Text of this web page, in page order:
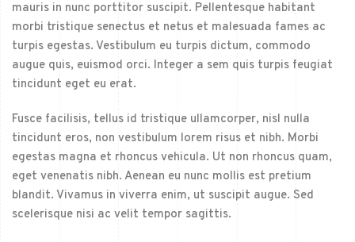
mauris in nunc porttitor suscipit. Pellentesque habitant
morbi tristique senectus et netus et malesuada fames ac
turpis egestas. Vestibulum eu turpis dictum, commodo
augue quis, euismod orci. Integer a sem quis turpis feugiat
tincidunt eget eu erat.
Fusce facilisis, tellus id tristique ullamcorper, nisl nulla
tincidunt eros, non vestibulum lorem risus et nibh. Morbi
egestas magna et rhoncus vehicula. Ut non rhoncus quam,
eget venenatis nibh. Aenean eu nunc mollis est pretium
blandit. Vivamus in viverra enim, ut suscipit augue. Sed
scelerisque nisi ac velit tempor sagittis.